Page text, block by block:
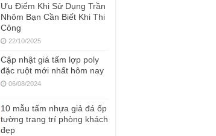
Ưu Điểm Khi Sử Dụng Trần
Nhôm Bạn Cần Biết Khi Thi
Công
22/10/2025
Cập nhật giá tấm lợp poly
đặc ruột mới nhất hôm nay
06/08/2024
10 mẫu tấm nhựa giả đá ốp
tường trang trí phòng khách
đẹp